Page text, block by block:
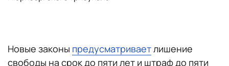
Новые законы предусматриваетлишение
свободы на срок до пяти лет и штраф до пяти